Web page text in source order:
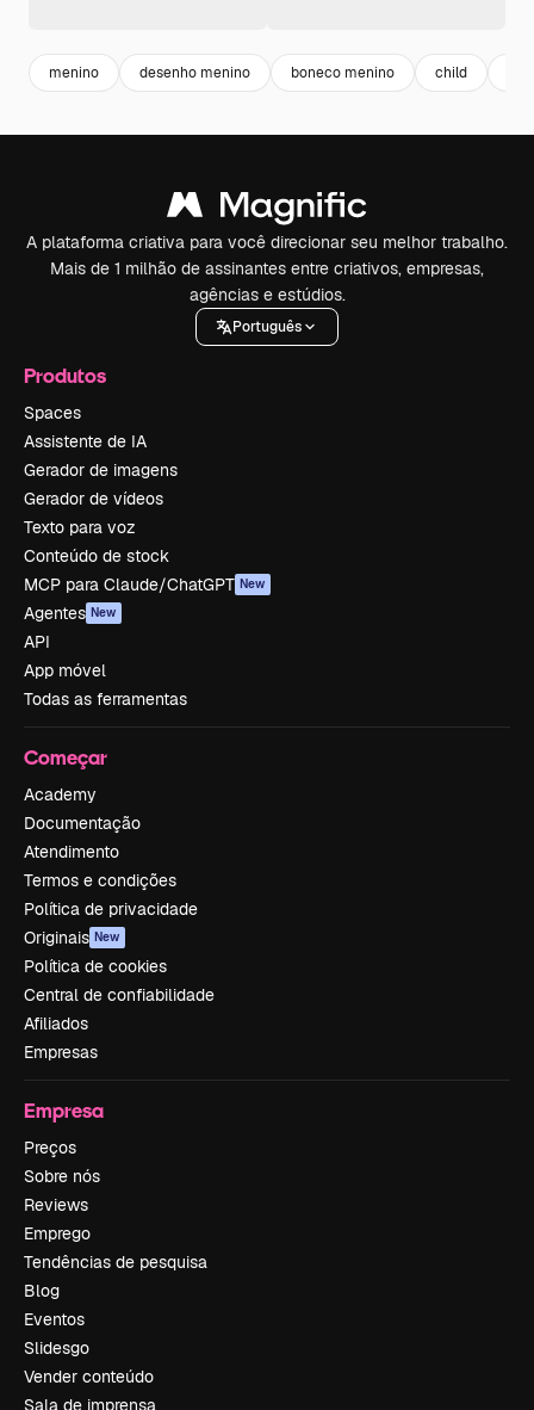
menino desenho menino boneco menino child
A plataforma criativa para você direcionar seu melhor trabalho.
Mais de 1 milhão de assinantes entre criativos, empresas,
agências e estúdios.
Português
Produtos
Spaces
Assistente de IA
Gerador de imagens
Gerador de vídeos
Texto para voz
Conteúdo de stock
MCP para Claude/ChatGPT New
Agentes New
API
App móvel
Todas as ferramentas
Começar
Academy
Documentação
Atendimento
Termos e condições
Política de privacidade
Originais New
Política de cookies
Central de confiabilidade
Afiliados
Empresas
Empresa
Preços
Sobre nós
Reviews
Emprego
Tendências de pesquisa
Blog
Eventos
Slidesgo
Vender conteúdo
Sala de imprensa